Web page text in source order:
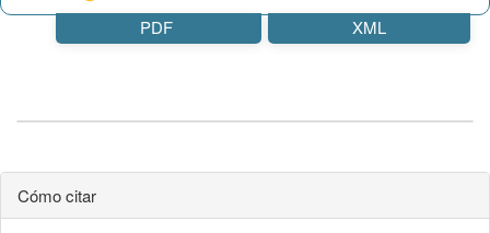
PDF XML
Cómo citar